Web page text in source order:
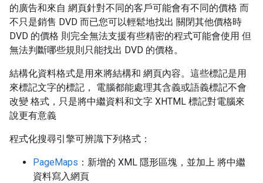
的廣告和來自 網頁針對不同的客戶可能會有不同的價格 而
不只是銷售 DVD 而已您可以輕鬆地找出 關閉其他價格時
DVD 的價格 則完全無法支援有些精密的程式可能會使用 但
無法判斷哪些規則只能找出 DVD 的價格。
結構化資料格式是用來將結構和 網頁內容。這些標記是用
來標記文字的標記， 電腦都能處理其含義或語義標記不會
改變 格式，只是將中繼資料和文字 XHTML 標記對電腦來
說更有意義
程式化搜尋引擎可辨識下列格式：
PageMaps ：新增的 XML 隱形區塊，並加上 將中繼
資料寫入網頁